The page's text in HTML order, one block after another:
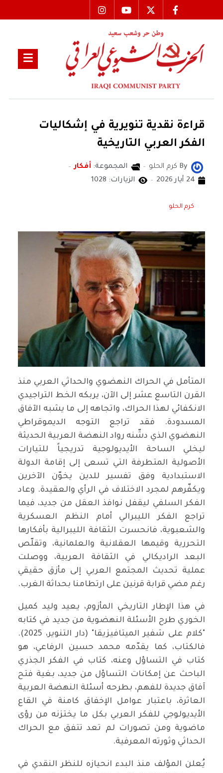
قراءة نقدية تنويرية في إشكاليات
الفكر العربي التاريخية
By كرم الحلو المجموعة: أفكار
24 أيار 2026
الزيارات: 1028
كرم الحلو
المتأمل في الحراك النهضوي والحداثي العربي منذ
القرن التاسع عشر إلى الآن، يربكه الخط التراجيدي
الانكفائي لهذا الحراك، واتجاهه إلى ما يشبه الآفاق
المسدودة. فقد تراجع التوجه الديموقراطي
النهضوي الذي دشّنه رواد النهضة العربية الحديثة
ليخلي الساحة الأيديولوجية تدريجياً للتيارات
الأصولية المتطرفة التي تسعى إلى إقامة الدولة
الاستبدادية وفق تفسير للدين يخوّن الآخرين
ويكفّرهم لمجرد الاختلاف في الرأي والعقيدة. وعاد
الفكر السلفي ليقفل نوافذ العقل من جديد، فيما
تراجع الفكر الليبرالي أمام النظم العسكرية
والشعبوية، فانحسرت الثقافة الليبرالية بأفكارها
التحررية وقيمها العقلانية والعلمانية، وتقلّص
البعد الراديكالي في الثقافة العربية، ووصلت
عملية تحديث المجتمع العربي إلى مأزق حقيقي
رغم مضي قرابة قرنين على ارتطامنا بحداثة الغرب.
في هذا الإطار التاريخي المأزوم، يعيد وليد كميل
الخوري طرح الأسئلة النهضوية من جديد في كتابه
"كلام على شفير الميتافيزيقا" (دار التنوير، 2025).
فالكتاب، كما يقدّمه محمد حسين الرفاعي، هو
كتاب في التساؤل وعنه، كتاب في الفكر الجذري
الباحث عن إمكانات التساؤل من جديد، بغية فتح
آفاق جديدة للفهم، بطرحه أسئلة النهضة العربية
العاثرة، باعتبار عوامل الإخفاق كامنة في القاع
الأيديولوجي للفكر العربي بكل ما يختزنه من رؤى
ماضوية ومن تصورات لم تعد تتفق مع الحراك
الحداثي وثورته المعرفية.
يُعلن المؤلف منذ البدء انحيازه للنظر النقدي في